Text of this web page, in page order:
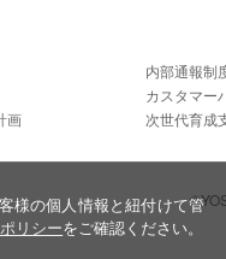
内部通報制
カスタマー
画
次世代育成
様の個人情報と紐付けて管
リシーをご確認ください。